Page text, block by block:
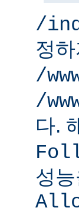
/
정
/
/
다.
성